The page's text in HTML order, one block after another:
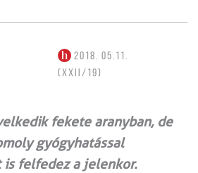
2018. 05.11.
(XXII/19)
fekete aranyban, de
gyógyhatással
felfedez a jelenkor.